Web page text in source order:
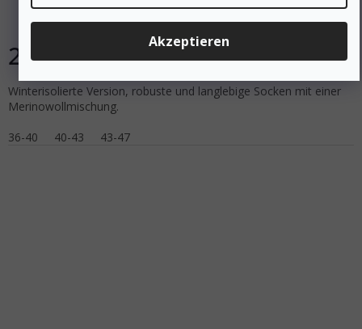
Akzeptieren
29 €
Winterisolierte Version, robuste und langlebige Socken mit einer
Merinowollmischung.
36-40
40-43 43-47